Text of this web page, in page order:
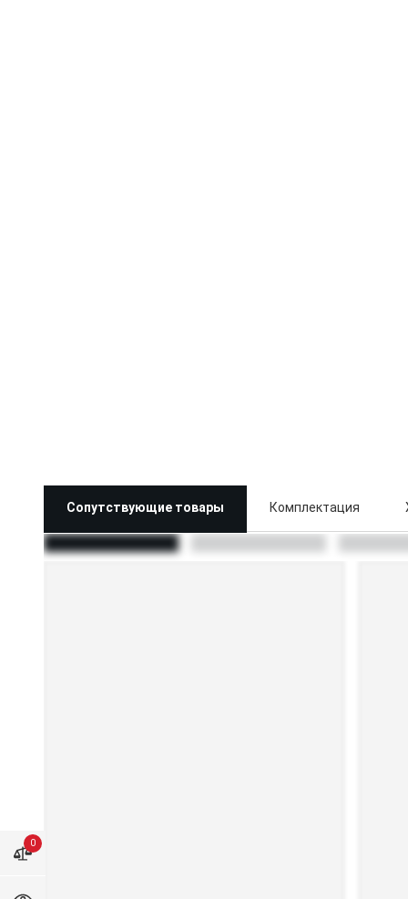
0
Сопутствующие товары Комплектация